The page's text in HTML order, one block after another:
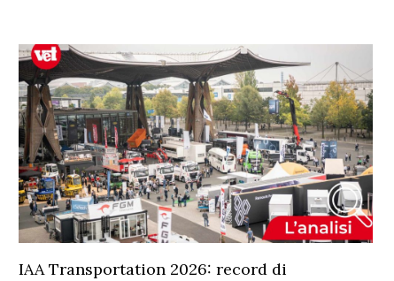
IAA Transportation 2026: record di